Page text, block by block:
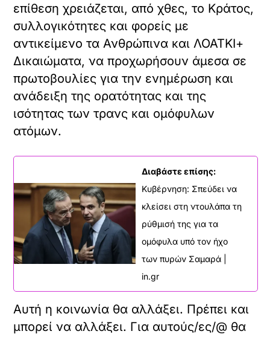
επίθεση χρειάζεται, από χθες, το Κράτος,
συλλογικότητες και φορείς με
αντικείμενο τα Ανθρώπινα και ΛΟΑΤΚΙ+
Δικαιώματα, να προχωρήσουν άμεσα σε
πρωτοβουλίες για την ενημέρωση και
ανάδειξη της ορατότητας και της
ισότητας των τρανς και ομόφυλων
ατόμων.
Διαβάστε επίσης:
Κυβέρνηση: Σπεύδει να
κλείσει στη ντουλάπα τη
ρύθμισή της για τα
ομόφυλα υπό τον ήχο
των πυρών Σαμαρά |
in.gr
Αυτή η κοινωνία θα αλλάξει. Πρέπει και
μπορεί να αλλάξει. Για αυτούς/ες/@ θα